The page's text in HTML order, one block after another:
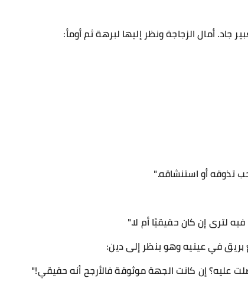
جاد. أمال الزجاجة ونظر إليها لبرهة ثم أومأ:
تذوقه أو استنشاقه."
إن كان حقيقيًا أم لا."
في عينيه وهو ينظر إلى دين:
عليه؟ إن كانت الجهة موثوقة فالأرجح أنه حقيقي!"